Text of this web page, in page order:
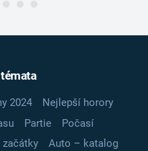
2024
Nejlepší horory
Partie
Počasí
začátky
Auto – katalog